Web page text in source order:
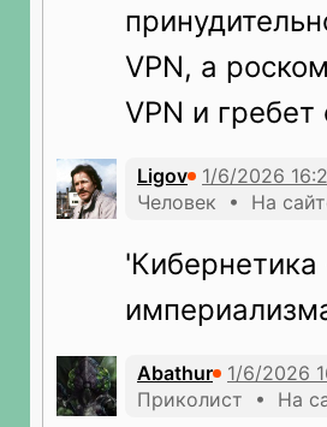
VPN, а
VPN и гребет
Ligov
Человек • На
Abathur
Приколист • На